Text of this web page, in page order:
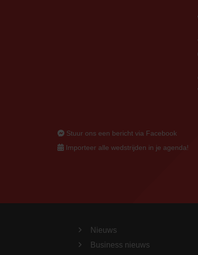
Stuur ons een bericht via Facebook
Importeer alle wedstrijden in je agenda!
Nieuws
Business nieuws